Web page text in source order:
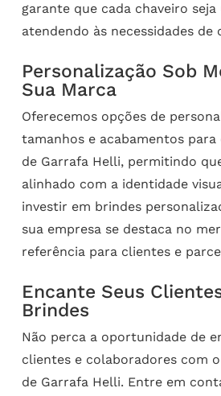
garante que cada chaveiro
atendendo às necessidades de
Personalização Sob
Sua Marca
Oferecemos opções de
tamanhos e acabamentos para
de Garrafa Helli, permitindo
alinhado com a identidade
investir em brindes
sua empresa se destaca no
referência para clientes e
Encante Seus
Brindes
Não perca a oportunidade de
clientes e colaboradores com
de Garrafa Helli. Entre em